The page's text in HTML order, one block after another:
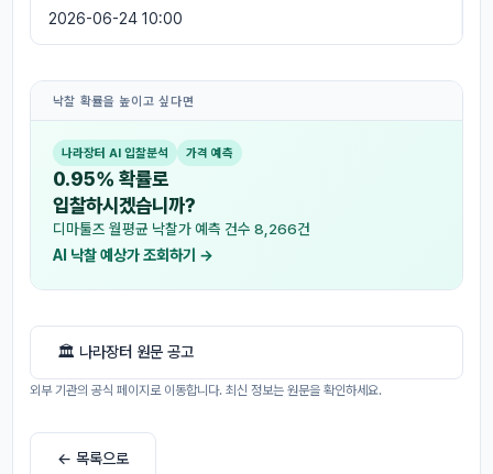
2026-06-24 10:00
낙찰 확률을 높이고 싶다면
나라장터 AI 입찰분석 가격 예측
0.95% 확률로
입찰하시겠습니까?
디마툴즈 월평균 낙찰가 예측 건수 8,266건
AI 낙찰 예상가 조회하기 →
🏛 나라장터 원문 공고
외부 기관의 공식 페이지로 이동합니다. 최신 정보는 원문을 확인하세요.
← 목록으로